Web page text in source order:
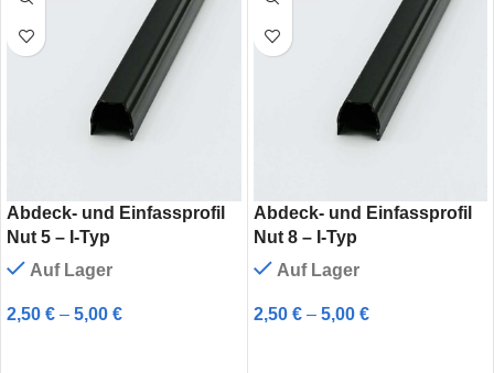
Abdeck- und Einfassprofil
Nut 5 – I-Typ
Auf Lager
2,50 € – 5,00 €
Abdeck- und Einfassprofil
Nut 8 – I-Typ
Auf Lager
2,50 € – 5,00 €